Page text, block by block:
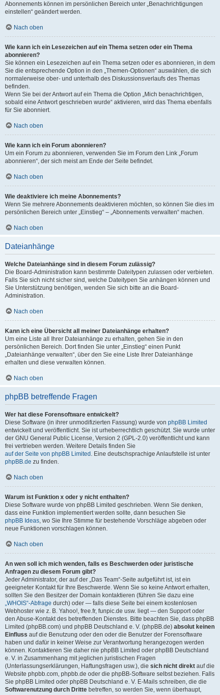
Abonnements können im persönlichen Bereich unter „Benachrichtigungen
einstellen“ geändert werden.
Nach oben
Wie kann ich ein Lesezeichen auf ein Thema setzen oder ein Thema
abonnieren?
Sie können ein Lesezeichen auf ein Thema setzen oder es abonnieren, in dem
Sie die entsprechende Option in den „Themen-Optionen“ auswählen, die sich
normalerweise ober- und unterhalb des Diskussionsverlaufs des Themas
befinden.
Wenn Sie bei der Antwort auf ein Thema die Option „Mich benachrichtigen,
sobald eine Antwort geschrieben wurde“ aktivieren, wird das Thema ebenfalls
für Sie abonniert.
Nach oben
Wie kann ich ein Forum abonnieren?
Um ein Forum zu abonnieren, verwenden Sie im Forum den Link „Forum
abonnieren“, der sich meist am Ende der Seite befindet.
Nach oben
Wie deaktiviere ich meine Abonnements?
Wenn Sie mehrere Abonnements deaktivieren möchten, so können Sie dies im
persönlichen Bereich unter „Einstieg“ – „Abonnements verwalten“ machen.
Nach oben
Dateianhänge
Welche Dateianhänge sind in diesem Forum zulässig?
Die Board-Administration kann bestimmte Dateitypen zulassen oder verbieten.
Falls Sie sich nicht sicher sind, welche Dateitypen Sie anhängen können und
Sie Unterstützung benötigen, wenden Sie sich bitte an die Board-
Administration.
Nach oben
Kann ich eine Übersicht all meiner Dateianhänge erhalten?
Um eine Liste all Ihrer Dateianhänge zu erhalten, gehen Sie in den
persönlichen Bereich. Dort finden Sie unter „Einstieg“ einen Punkt
„Dateianhänge verwalten“, über den Sie eine Liste Ihrer Dateianhänge
erhalten und diese verwalten können.
Nach oben
phpBB betreffende Fragen
Wer hat diese Forensoftware entwickelt?
Diese Software (in ihrer unmodifizierten Fassung) wurde von phpBB Limited
entwickelt und veröffentlicht. Sie ist urheberrechtlich geschützt. Sie wurde unter
der GNU General Public License, Version 2 (GPL-2.0) veröffentlicht und kann
frei vertrieben werden. Weitere Details finden Sie
auf der Seite von phpBB Limited . Eine deutschsprachige Anlaufstelle ist unter
phpBB.de zu finden.
Nach oben
Warum ist Funktion x oder y nicht enthalten?
Diese Software wurde von phpBB Limited geschrieben. Wenn Sie denken,
dass eine Funktion implementiert werden sollte, dann besuchen Sie
phpBB Ideas, wo Sie Ihre Stimme für bestehende Vorschläge abgeben oder
neue Funktionen vorschlagen können.
Nach oben
An wen soll ich mich wenden, falls es Beschwerden oder juristische
Anfragen zu diesem Forum gibt?
Jeder Administrator, der auf der „Das Team“-Seite aufgeführt ist, ist ein
geeigneter Kontakt für Ihre Beschwerde. Wenn Sie so keine Antwort erhalten,
sollten Sie den Besitzer der Domain kontaktieren (führen Sie dazu eine
„WHOIS“-Abfrage durch) oder — falls diese Seite bei einem kostenlosen
Webhoster wie z. B. Yahoo!, free.fr, funpic.de usw. liegt — den Support oder
den Abuse-Kontakt des betreffenden Dienstes. Bitte beachten Sie, dass phpBB
Limited (phpBB.com) und phpBB Deutschland e. V. (phpBB.de) absolut keinen
Einfluss auf die Benutzung oder den oder die Benutzer der Forensoftware
haben und dafür in keiner Weise zur Verantwortung herangezogen werden
können. Kontaktieren Sie daher nie phpBB Limited oder phpBB Deutschland
e. V. in Zusammenhang mit jeglichen juristischen Fragen
(Unterlassungserklärungen, Haftungsfragen usw.), die sich nicht direkt auf die
Website phpbb.com, phpbb.de oder die phpBB-Software selbst beziehen. Falls
Sie phpBB Limited oder phpBB Deutschland e. V. E-Mails schreiben, die die
Softwarenutzung durch Dritte betreffen, so werden Sie, wenn überhaupt,